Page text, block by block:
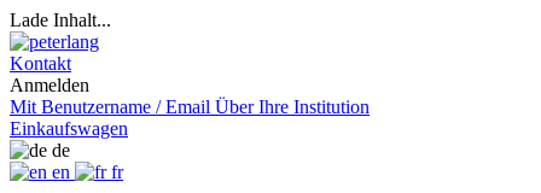
Lade Inhalt...
Kontakt
Anmelden
Mit Benutzername / Email Über Ihre Institution
Einkaufswagen
de
en
fr